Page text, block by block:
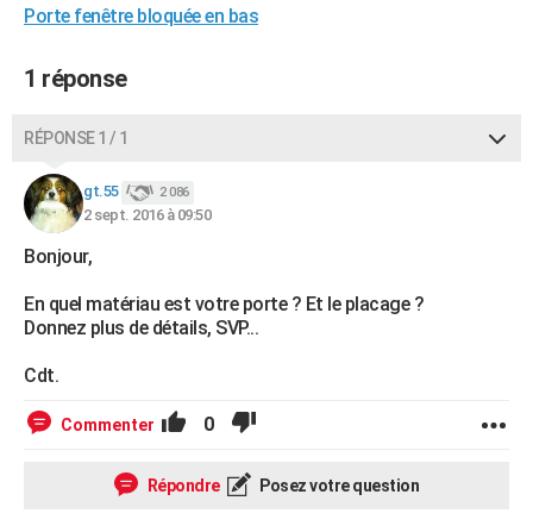
GUIDES D'ACHAT
BONS PLANS
Dictionnaire
Biographies
Citations
Expressions
Proverbes
PROGRAMME TV
COPAINS D'AVANT
S'inscrire
Se connecter
Lycées
Collèges
Primaires
Universités
Entreprises
Service militaire
Avis de recherche
AVIS DE DÉCÈS
Porte fenêtre bloquée en bas
1 réponse
RÉPONSE 1 / 1
gt.55 2 086
2 sept. 2016 à 09:50
Bonjour,
En quel matériau est votre porte ? Et le placage ?
Donnez plus de détails, SVP...
Cdt.
Commenter 0
Répondre Posez votre question